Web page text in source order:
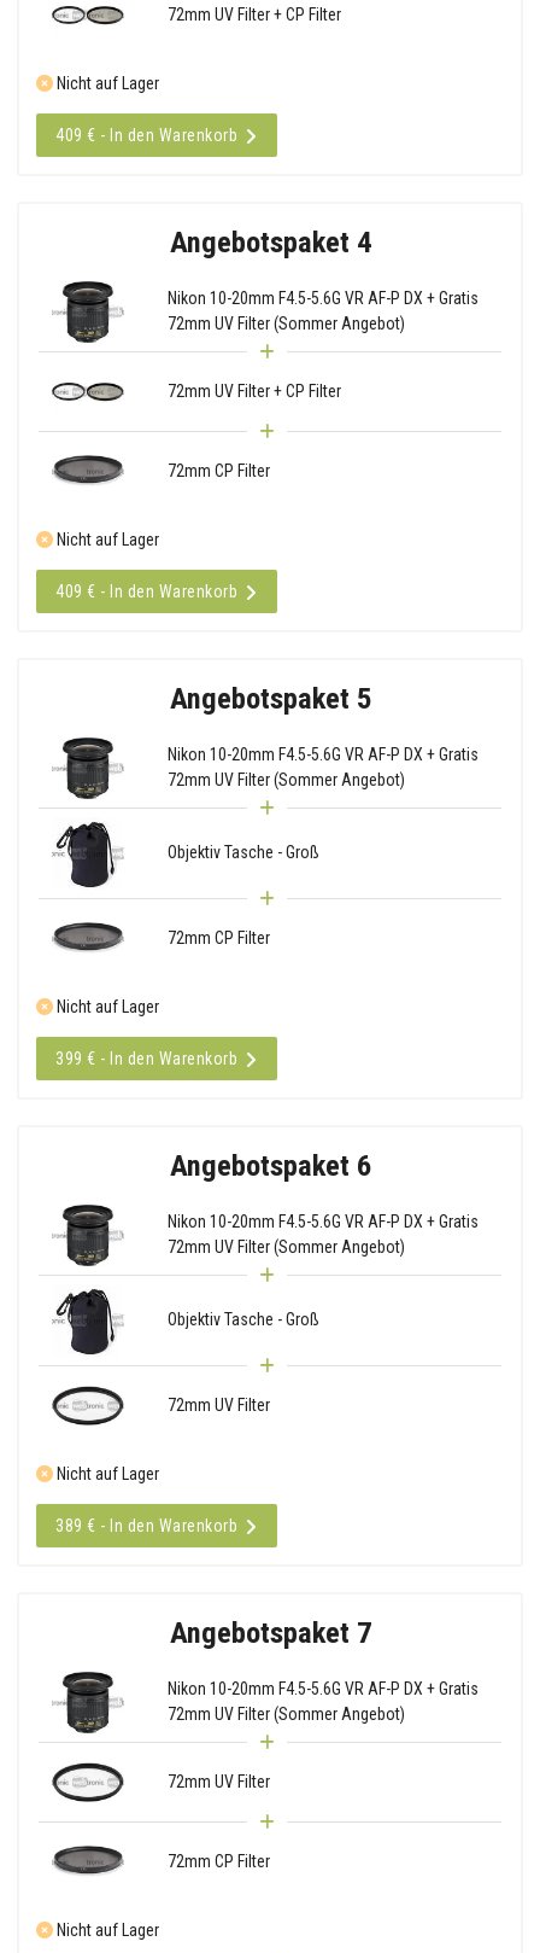
72mm UV Filter + CP Filter
Nicht auf Lager
409 € - In den Warenkorb
Angebotspaket 4
Nikon 10-20mm F4.5-5.6G VR AF-P DX + Gratis
72mm UV Filter (Sommer Angebot)
72mm UV Filter + CP Filter
72mm CP Filter
Nicht auf Lager
409 € - In den Warenkorb
Angebotspaket 5
Nikon 10-20mm F4.5-5.6G VR AF-P DX + Gratis
72mm UV Filter (Sommer Angebot)
Objektiv Tasche - Groß
72mm CP Filter
Nicht auf Lager
399 € - In den Warenkorb
Angebotspaket 6
Nikon 10-20mm F4.5-5.6G VR AF-P DX + Gratis
72mm UV Filter (Sommer Angebot)
Objektiv Tasche - Groß
72mm UV Filter
Nicht auf Lager
389 € - In den Warenkorb
Angebotspaket 7
Nikon 10-20mm F4.5-5.6G VR AF-P DX + Gratis
72mm UV Filter (Sommer Angebot)
72mm UV Filter
72mm CP Filter
Nicht auf Lager